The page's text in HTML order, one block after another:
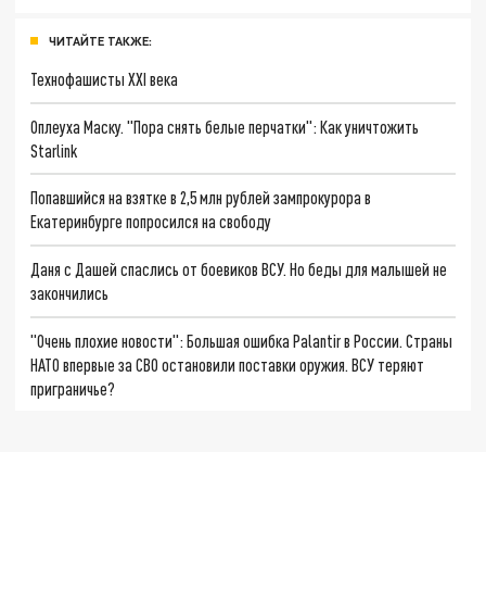
ЧИТАЙТЕ ТАКЖЕ:
Технофашисты XXI века
Оплеуха Маску. "Пора снять белые перчатки": Как уничтожить
Starlink
Попавшийся на взятке в 2,5 млн рублей зампрокурора в
Екатеринбурге попросился на свободу
Даня с Дашей спаслись от боевиков ВСУ. Но беды для малышей не
закончились
"Очень плохие новости": Большая ошибка Palantir в России. Страны
НАТО впервые за СВО остановили поставки оружия. ВСУ теряют
приграничье?